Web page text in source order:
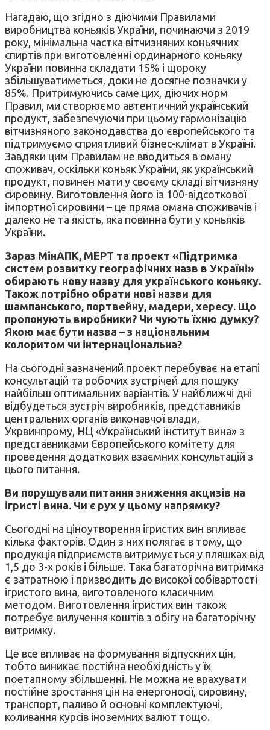
Нагадаю, що згідно з діючими Правилами
виробництва коньяків України, починаючи з 2019
року, мінімальна частка вітчизняних коньячних
спиртів при виготовленні ординарного коньяку
України повинна складати 15% і щороку
збільшуватиметься, доки не досягне позначки у
85%. Притримуючись саме цих, діючих норм
Правил, ми створюємо автентичний український
продукт, забезпечуючи при цьому гармонізацію
вітчизняного законодавства до європейського та
підтримуємо сприятливий бізнес-клімат в Україні.
Завдяки цим Правилам не вводиться в оману
споживач, оскільки коньяк України, як український
продукт, повинен мати у своєму складі вітчизняну
сировину. Виготовлення його із 100-відсоткової
імпортної сировини – це пряма омана споживачів і
далеко не та якість, яка повинна бути у коньяків
України.
Зараз МінАПК, МЕРТ та проект «Підтримка
систем розвитку географічних назв в Україні»
обирають нову назву для українського коньяку.
Також потрібно обрати нові назви для
шампанського, портвейну, мадери, хересу. Що
пропонують виробники? Чи чують їхню думку?
Якою має бути назва – з національним
колоритом чи інтернаціональна?
На сьогодні зазначений проект перебуває на етапі
консультацій та робочих зустрічей для пошуку
найбільш оптимальних варіантів. У найближчі дні
відбудеться зустріч виробників, представників
центральних органів виконавчої влади,
Укрвинпрому, НЦ «Український інститут вина» з
представниками Європейського комітету для
проведення додаткових взаємних консультацій з
цього питання.
Ви порушували питання зниження акцизів на
ігристі вина. Чи є рух у цьому напрямку?
Сьогодні на ціноутворення ігристих вин впливає
кілька факторів. Один з них полягає в тому, що
продукція підприємств витримується у пляшках від
1,5 до 3-х років і більше. Така багаторічна витримка
є затратною і призводить до високої собівартості
ігристого вина, виготовленого класичним
методом. Виготовлення ігристих вин також
потребує вилучення коштів з обігу на багаторічну
витримку.
Це все впливає на формування відпускних цін,
тобто виникає постійна необхідність у їх
поетапному збільшенні. Не можна не врахувати
постійне зростання цін на енергоносії, сировину,
транспорт, паливо й основні комплектуючі,
коливання курсів іноземних валют тощо.